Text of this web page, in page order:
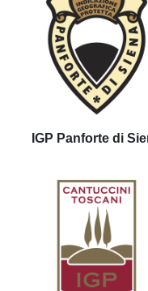
IGP Panforte di